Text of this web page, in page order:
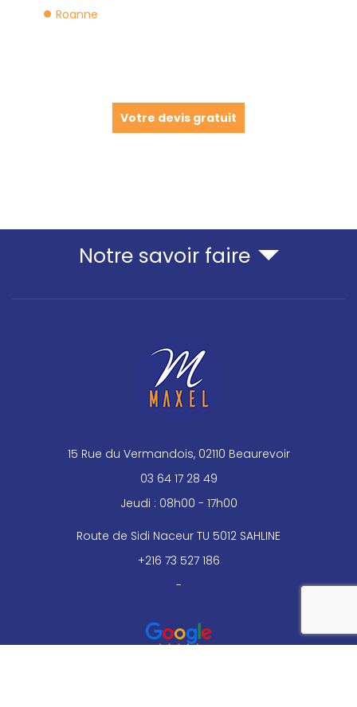
Roanne
Votre devis gratuit
Notre savoir faire
15 Rue du Vermandois, 02110 Beaurevoir
03 64 17 28 49
Jeudi : 08h00 - 17h00
Route de Sidi Naceur TU 5012 SAHLINE
+216 73 527 186
-